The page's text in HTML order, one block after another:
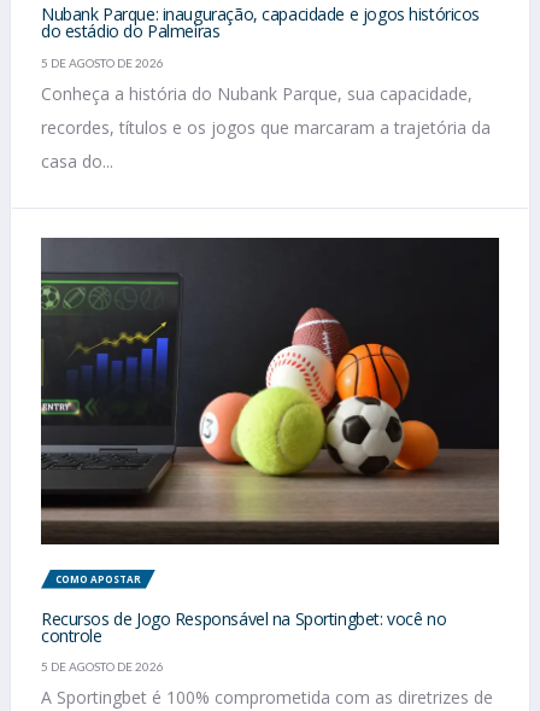
Nubank Parque: inauguração, capacidade e jogos históricos
do estádio do Palmeiras
5 DE AGOSTO DE 2026
Conheça a história do Nubank Parque, sua capacidade,
recordes, títulos e os jogos que marcaram a trajetória da
casa do...
COMO APOSTAR
Recursos de Jogo Responsável na Sportingbet: você no
controle
5 DE AGOSTO DE 2026
A Sportingbet é 100% comprometida com as diretrizes de